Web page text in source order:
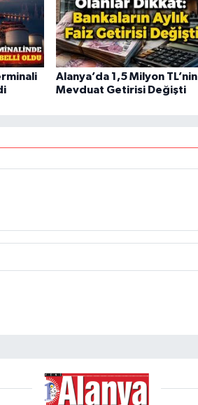
Alanya’da 1,5 Milyon TL’nin
Mevduat Getirisi Değişti